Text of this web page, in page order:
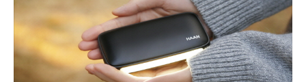
#휴대용손난로추천